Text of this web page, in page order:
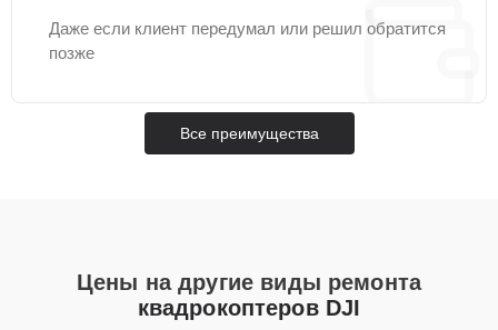
Даже если клиент передумал или решил обратится
позже
Все преимущества
Цены на другие виды ремонта
квадрокоптеров DJI